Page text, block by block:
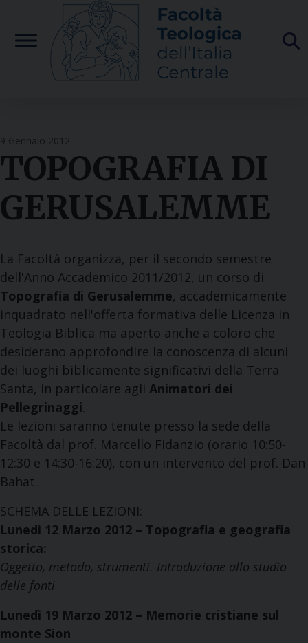
content
9 Gennaio 2012
TOPOGRAFIA DI
GERUSALEMME
La Facoltà organizza, per il secondo semestre
dell'Anno Accademico 2011/2012, un corso di
Topografia di Gerusalemme, accademicamente
inquadrato nell'offerta formativa delle Licenza in
Teologia Biblica ma aperto anche a coloro che
desiderano approfondire la conoscenza di alcuni
dei luoghi biblicamente significativi della Terra
Santa, in particolare agli Animatori dei
Pellegrinaggi.
Le lezioni saranno tenute presso la sede della
Facoltà dal prof. Marcello Fidanzio (orario 10:50-
12:30 e 14:30-16:20), con un intervento del prof. Dan
Bahat.
SCHEMA DELLE LEZIONI:
Lunedì 12 Marzo 2012 – Topografia e geografia
storica:
Oggetto, metodo, strumenti. Introduzione allo studio
delle fonti
Lunedì 19 Marzo 2012 – Memorie cristiane sul
monte Sion